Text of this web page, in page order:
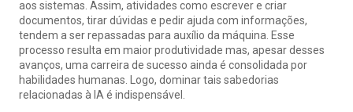
aos sistemas. Assim, atividades como escrever e criar
documentos, tirar dúvidas e pedir ajuda com informações,
tendem a ser repassadas para auxílio da máquina. Esse
processo resulta em maior produtividade mas, apesar desses
avanços, uma carreira de sucesso ainda é consolidada por
habilidades humanas. Logo, dominar tais sabedorias
relacionadas à IA é indispensável.